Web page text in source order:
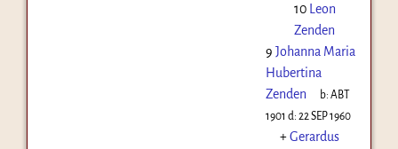
10 Leon
Zenden
9 Johanna Maria
Hubertina
Zenden
b:ABT
1901 d: 22 SEP 1960
+Gerardus